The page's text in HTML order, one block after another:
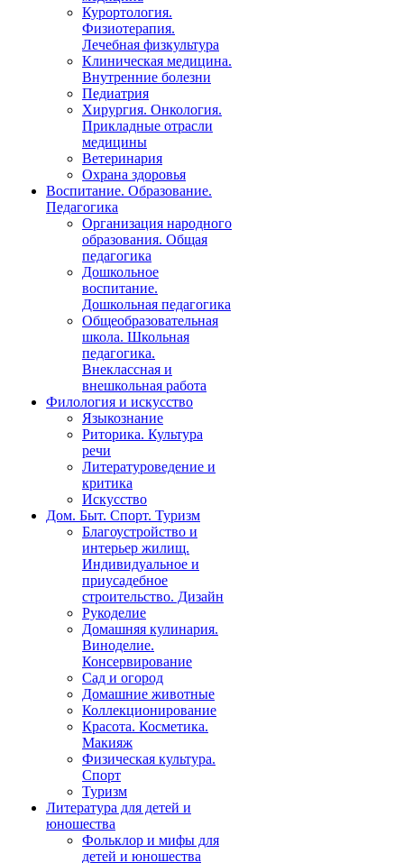
Курортология.
Физиотерапия.
Лечебная физкультура
Клиническая медицина.
Внутренние болезни
Педиатрия
Хирургия. Онкология.
Прикладные отрасли
медицины
Ветеринария
Охрана здоровья
Воспитание. Образование.
Педагогика
Организация народного
образования. Общая
педагогика
Дошкольное
воспитание.
Дошкольная педагогика
Общеобразовательная
школа. Школьная
педагогика.
Внеклассная и
внешкольная работа
Филология и искусство
Языкознание
Риторика. Культура
речи
Литературоведение и
критика
Искусство
Дом. Быт. Спорт. Туризм
Благоустройство и
интерьер жилищ.
Индивидуальное и
приусадебное
строительство. Дизайн
Рукоделие
Домашняя кулинария.
Виноделие.
Консервирование
Сад и огород
Домашние животные
Коллекционирование
Красота. Косметика.
Макияж
Физическая культура.
Спорт
Туризм
Литература для детей и
юношества
Фольклор и мифы для
детей и юношества